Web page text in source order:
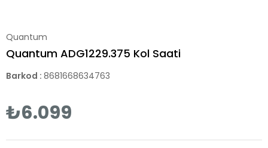
Quantum
Quantum ADG1229.375 Kol Saati
Barkod : 8681668634763
₺6.099